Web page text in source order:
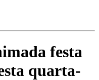
festa
quarta-